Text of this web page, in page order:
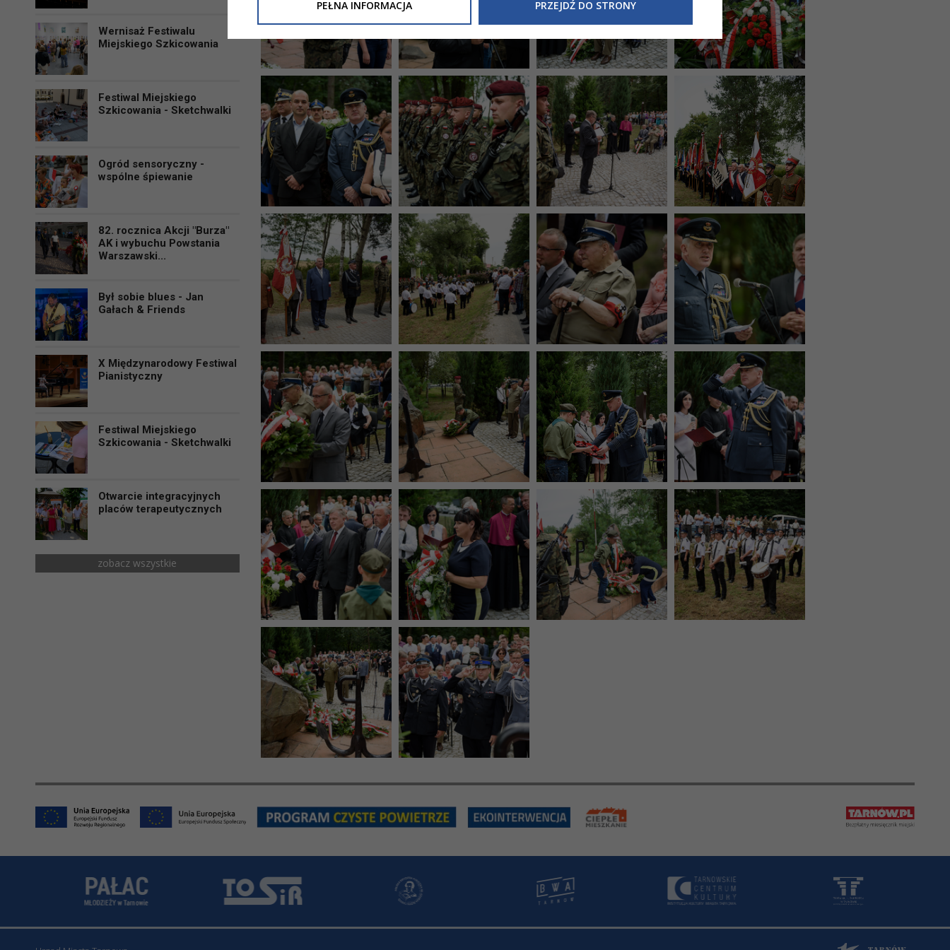
Wernisaż Festiwalu
Miejskiego Szkicowania
Festiwal Miejskiego
Szkicowania - Sketchwalki
Ogród sensoryczny -
wspólne śpiewanie
82. rocznica Akcji "Burza"
AK i wybuchu Powstania
Warszawski...
Był sobie blues - Jan
Gałach & Friends
X Międzynarodowy Festiwal
Pianistyczny
Festiwal Miejskiego
Szkicowania - Sketchwalki
Otwarcie integracyjnych
placów terapeutycznych
zobacz wszystkie
Niniejsza informacja nie wymaga od Państwa żadnych dodatkowych działań.
PEŁNA INFORMACJA PRZEJDŹ DO STRONY